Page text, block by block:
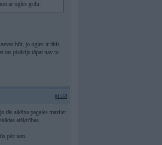
ar ogles grilu.
būt, jo ogles ir tāds
tas pisācijs tāpat nav to
#1163
tās alkšņa pagales mazliet
atšķirības.
pēc tam.